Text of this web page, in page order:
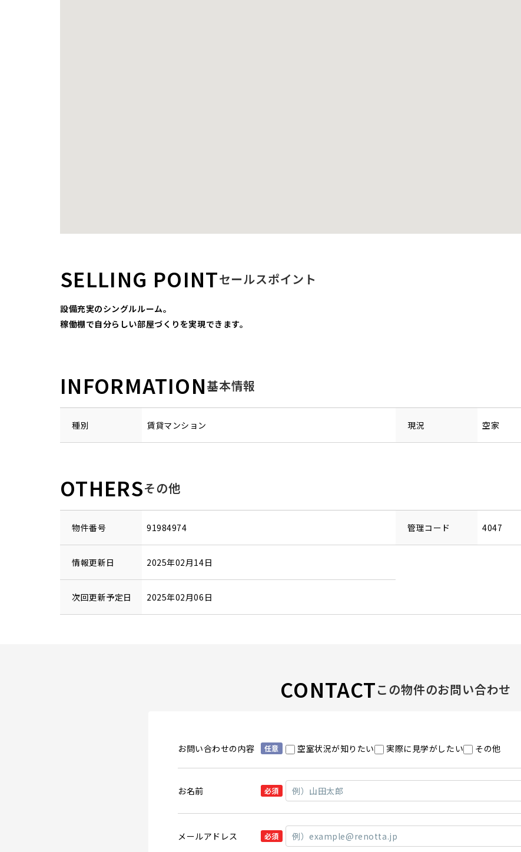
SELLING POINTセールスポイント
設備充実のシングルルーム。
稼働棚で自分らしい部屋づくりを実現できます。
INFORMATION基本情報
種別 賃貸マンション 現況 空家
OTHERSその他
物件番号 91984974 管理コード 4047
情報更新日 2025年02月14日
次回更新予定日 2025年02月06日
CONTACTこの物件のお問い合わせ
お問い合わせの内容 任意 空室状況が知りたい 実際に見学がしたい その他
お名前 必須
メールアドレス 必須